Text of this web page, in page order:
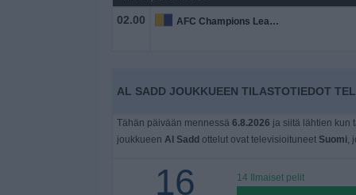
02.00 AFC Champions League
AL SADD JOUKKUEEN TILASTOTIEDOT
Tähän päivään mennessä 6.8.2026 ja siitä lähtien kun
joukkueen Al Sadd ottelut ovat televisioituneet Suomi,
16
14 Ilmaiset pelit